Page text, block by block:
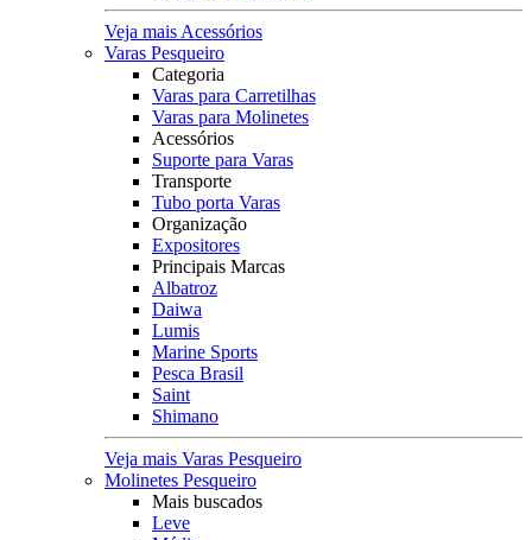
Veja mais Acessórios
Varas Pesqueiro
Categoria
Varas para Carretilhas
Varas para Molinetes
Acessórios
Suporte para Varas
Transporte
Tubo porta Varas
Organização
Expositores
Principais Marcas
Albatroz
Daiwa
Lumis
Marine Sports
Pesca Brasil
Saint
Shimano
Veja mais Varas Pesqueiro
Molinetes Pesqueiro
Mais buscados
Leve